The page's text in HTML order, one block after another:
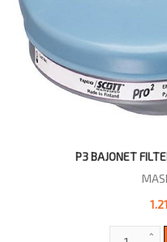
P3 BAJONET